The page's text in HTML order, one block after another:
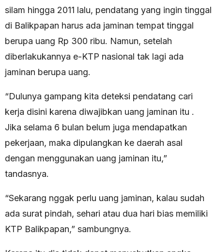
silam hingga 2011 lalu, pendatang yang ingin tinggal
di Balikpapan harus ada jaminan tempat tinggal
berupa uang Rp 300 ribu. Namun, setelah
diberlakukannya e-KTP nasional tak lagi ada
jaminan berupa uang.
“Dulunya gampang kita deteksi pendatang cari
kerja disini karena diwajibkan uang jaminan itu .
Jika selama 6 bulan belum juga mendapatkan
pekerjaan, maka dipulangkan ke daerah asal
dengan menggunakan uang jaminan itu,”
tandasnya.
“Sekarang nggak perlu uang jaminan, kalau sudah
ada surat pindah, sehari atau dua hari bias memiliki
KTP Balikpapan,” sambungnya.